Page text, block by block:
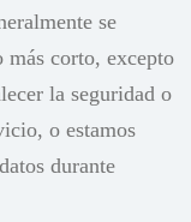
se
más corto, excepto
la seguridad o
o estamos
durante